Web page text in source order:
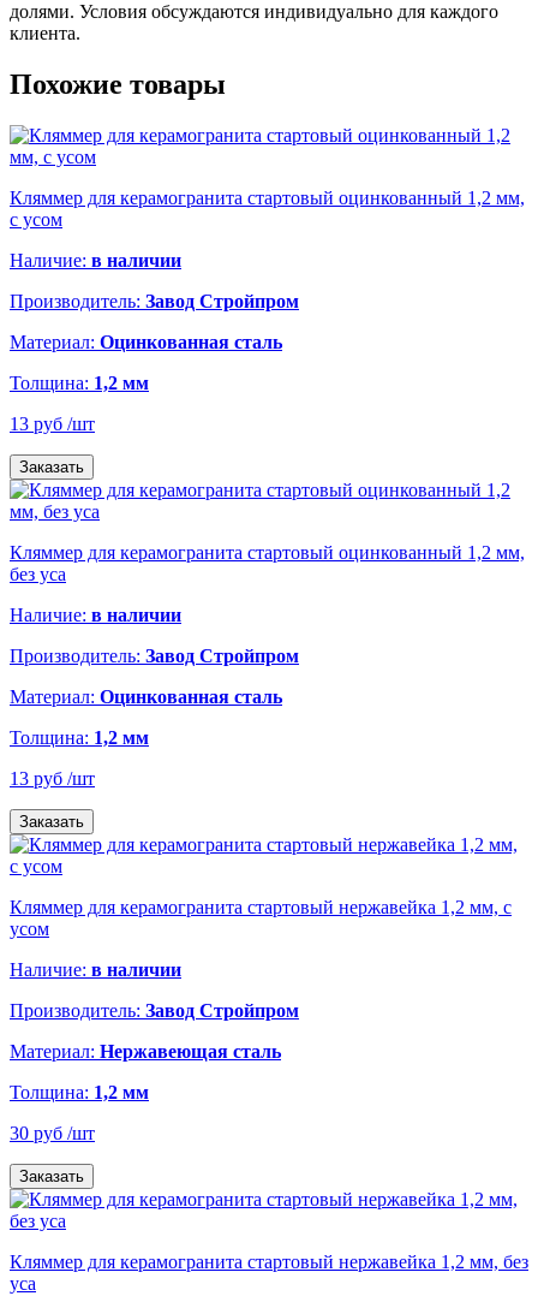
долями. Условия обсуждаются индивидуально для каждого
клиента.
Похожие товары
Кляммер для керамогранита стартовый оцинкованный 1,2 мм,
с усом
Наличие: в наличии
Производитель: Завод Стройпром
Материал: Оцинкованная сталь
Толщина: 1,2 мм
13 руб /шт
Заказать
Кляммер для керамогранита стартовый оцинкованный 1,2 мм,
без уса
Наличие: в наличии
Производитель: Завод Стройпром
Материал: Оцинкованная сталь
Толщина: 1,2 мм
13 руб /шт
Заказать
Кляммер для керамогранита стартовый нержавейка 1,2 мм, с
усом
Наличие: в наличии
Производитель: Завод Стройпром
Материал: Нержавеющая сталь
Толщина: 1,2 мм
30 руб /шт
Заказать
Кляммер для керамогранита стартовый нержавейка 1,2 мм, без
уса